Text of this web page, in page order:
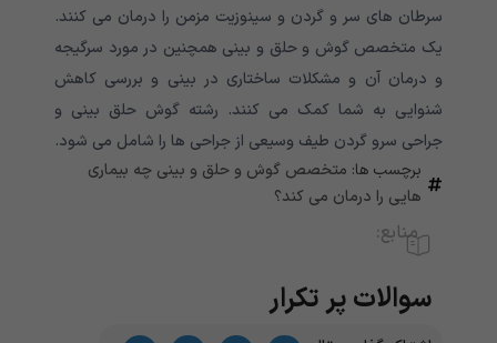
سرطان های سر و گردن و سینوزیت مزمن را درمان می کنند.
یک متخصص گوش و حلق و بینی همچنین در مورد سرگیجه
و درمان آن و مشکلات ساختاری در بینی و بررسی کاهش
شنوایی به شما کمک می کنند. رشته گوش حلق بینی و
جراحی سرو گردن طیف وسیعی از جراحی ها را شامل می شود.
برچسب ها: متخصص گوش و حلق و بینی چه بیماری
هایی را درمان می کند؟
منابع:
سوالات پر تکرار